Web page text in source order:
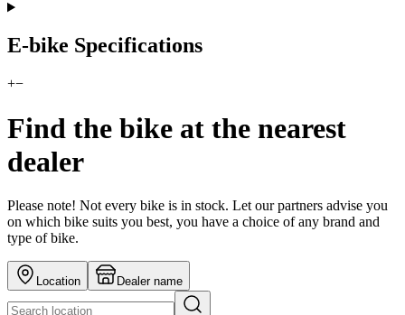
E-bike Specifications
+−
Find the bike at the nearest
dealer
Please note! Not every bike is in stock. Let our partners advise you
on which bike suits you best, you have a choice of any brand and
type of bike.
Location Dealer name